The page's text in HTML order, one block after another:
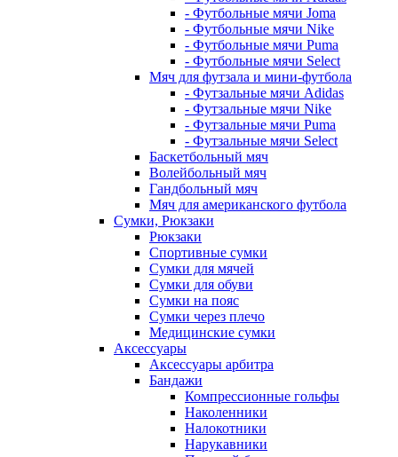
- Футбольные мячи Joma
- Футбольные мячи Nike
- Футбольные мячи Puma
- Футбольные мячи Select
Мяч для футзала и мини-футбола
- Футзальные мячи Adidas
- Футзальные мячи Nike
- Футзальные мячи Puma
- Футзальные мячи Select
Баскетбольный мяч
Волейбольный мяч
Гандбольный мяч
Мяч для американского футбола
Сумки, Рюкзаки
Рюкзаки
Спортивные сумки
Сумки для мячей
Сумки для обуви
Сумки на пояс
Сумки через плечо
Медицинские сумки
Аксессуары
Аксессуары арбитра
Бандажи
Компрессионные гольфы
Наколенники
Налокотники
Нарукавники